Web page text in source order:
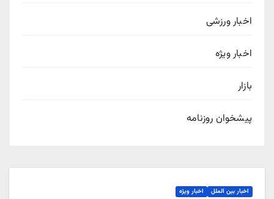
اخبار ورزشی
اخبار ویژه
بازار
پیشخوان روزنامه
اخبار بین الملل اخبار ویژه